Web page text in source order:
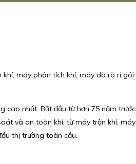
máy phân tích khí, máy dò rò rỉ
cao nhất. Bắt đầu từ hơn 75 năm
và an toàn khí, từ máy trộn khí,
thị trường toàn cầu.